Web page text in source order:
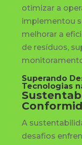
otimizar a
implementou
melhorar a
de resíduos,
Superando
Tecnologias
A
desafios